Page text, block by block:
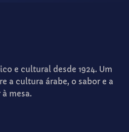
e cultural desde 1924. Um
a cultura árabe, o sabor e a
mesa.